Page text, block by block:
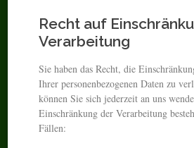
Recht auf
Verarbeitung
Sie haben das Recht, die
Ihrer personenbezogenen Daten zu
können Sie sich jederzeit an uns
Einschränkung der Verarbeitung
Fällen: